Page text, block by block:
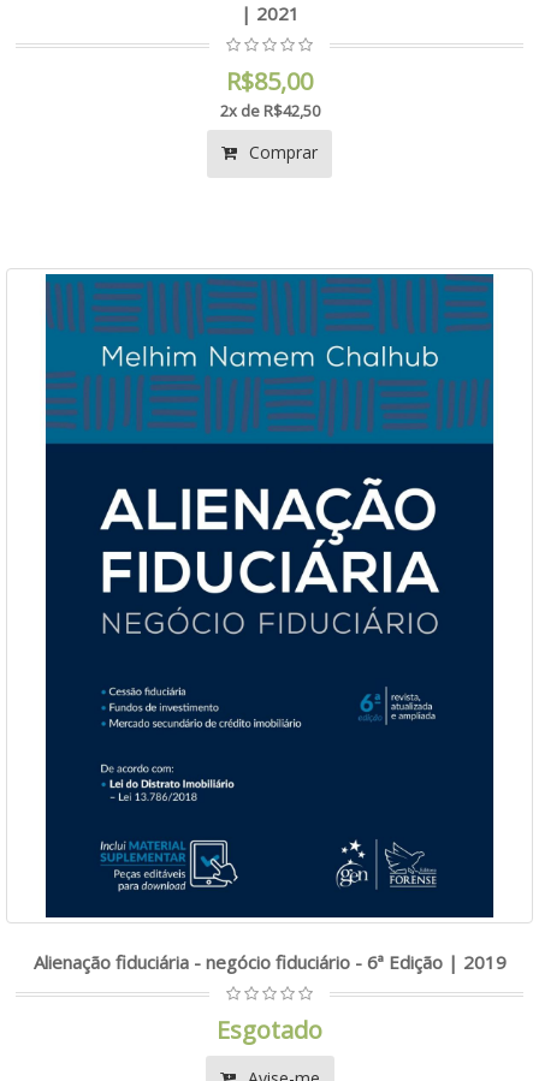
| 2021
R$85,00
2x de R$42,50
Comprar
Alienação fiduciária - negócio fiduciário - 6ª Edição | 2019
Esgotado